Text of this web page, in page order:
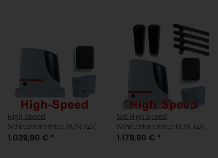
High Speed
Schiebetorantrieb RUN 24V,
max 400kg Torgewicht
1.039,90 € *
Set High Speed
Schiebetorantrieb RUN 24V,
max 400kg Torgewicht
1.178,90 € *